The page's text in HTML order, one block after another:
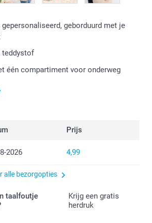
geborduurd met je
teddystof
één compartiment voor onderweg
Prijs
2026 4,99
alle bezorgopties
taalfoutje
Krijg een gratis
herdruk